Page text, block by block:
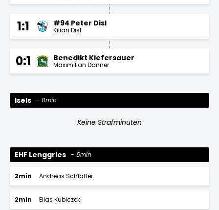
1:1 #94 Peter Disl
Kilian Disl
0:1 Benedikt Kiefersauer
Maximilian Danner
Isels 0min
Keine Strafminuten
EHF Lenggries 6min
2min Andreas Schlatter
2min Elias Kubiczek